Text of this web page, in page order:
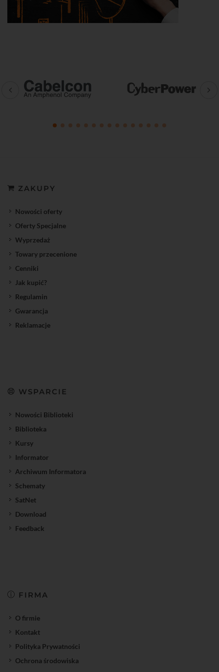
ZAKUPY
Nowości oferty
Oferty Specjalne
Wyprzedaż
Towary przecenione
Cenniki
Jak kupić?
Regulamin
Gwarancja
Reklamacje
WSPARCIE
Nowości Biblioteki
Biblioteka
Kursy
Informator
Archiwum Informatora
Schematy
SatNet
Download
Feedback
FIRMA
O firmie
Kontakt
Polityka Prywatności
Ochrona środowiska